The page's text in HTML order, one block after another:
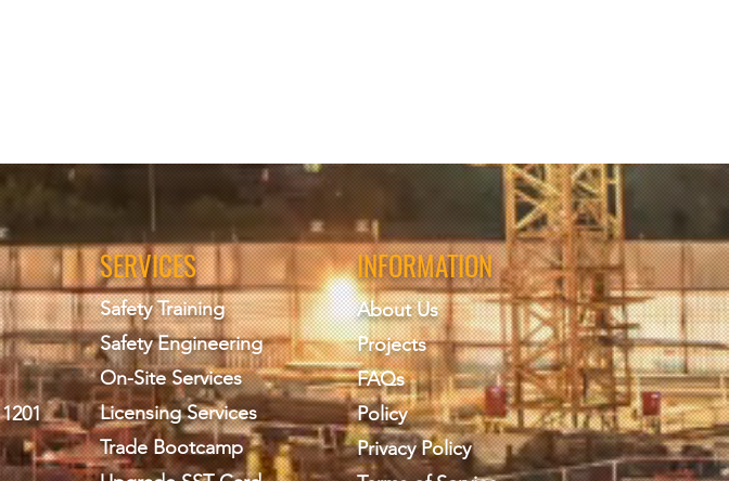
SERVICES
Safety Training
Safety Engineering
On-Site Services
Licensing Services
Trade Bootcamp
INFORMATION
About Us
Projects
FAQs
Policy
Privacy Policy